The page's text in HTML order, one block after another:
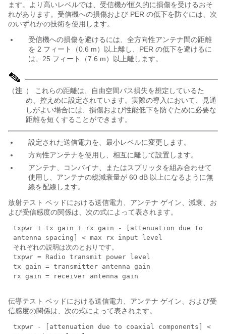
ます。より高いレベルでは、受信機が恒久的に損傷を受けるおそ
れがあります。受信機への損傷および PER の低下を防ぐには、次
のいずれかの技術を使用します。
受信機への損傷を避けるには、全方向性アンテナ間の距離
を 2 フィート（0.6 m）以上離し、PER の低下を避けるに
は、25 フィート（7.6 m）以上離します。
（注 ） これらの距離は、自由空間パス損失を想定しているた
め、控えめに設定されています。実際の導入において、見通
しがよい場合には、損傷および性能低下を防ぐために必要な
距離を短くすることができます。
設定された送信電力を、最小レベルに変更します。
方向性アンテナを使用し、相互に離して設置します。
アンテナ、コンバイナ、またはスプリッタを組み合わせて
使用し、アンテナの総減衰量が 60 dB 以上になるように無
線を配線します。
放射テスト ベッドにおける送信電力、アンテナ ゲイン、減衰、お
よび受信感度の関係は、次の式によって表されます。
txpwr + tx gain + rx gain - [attenuation due to
antenna spacing] < max rx input level
それぞれの説明は次のとおりです。
txpwr = Radio transmit power level
tx gain = transmitter antenna gain
rx gain = receiver antenna gain
伝導テスト ベッドにおける送信電力、アンテナ ゲイン、および受
信感度の関係は、次の式によって表されます。
txpwr - [attenuation due to coaxial components] <